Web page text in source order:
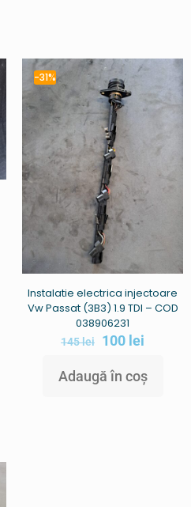
-31%
Instalatie electrica injectoare
Vw Passat (3B3) 1.9 TDI – COD
038906231
145lei 100 lei
Adaugă în coș